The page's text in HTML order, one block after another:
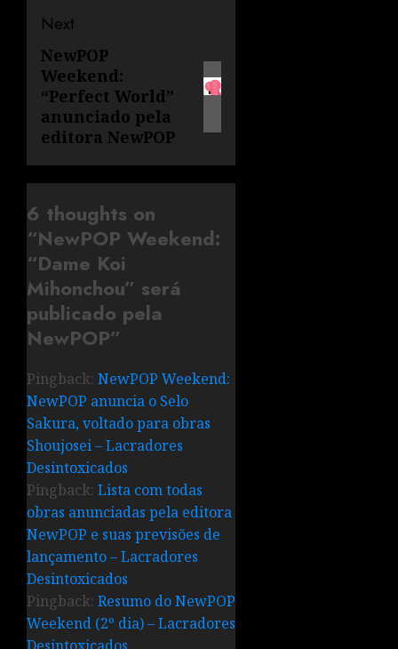
Next
NewPOP
Weekend:
“Perfect World”
anunciado pela
editora NewPOP
6 thoughts on
“NewPOP Weekend:
“Dame Koi
Mihonchou” será
publicado pela
NewPOP”
Pingback: NewPOP Weekend:
NewPOP anuncia o Selo
Sakura, voltado para obras
Shoujosei – Lacradores
Desintoxicados
Pingback: Lista com todas
obras anunciadas pela editora
NewPOP e suas previsões de
lançamento – Lacradores
Desintoxicados
Pingback: Resumo do NewPOP
Weekend (2º dia) – Lacradores